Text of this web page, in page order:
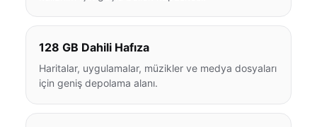
128 GB Dahili Hafıza
Haritalar, uygulamalar, müzikler ve medya dosyaları
için geniş depolama alanı.